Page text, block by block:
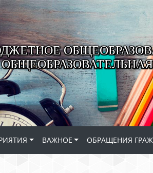
ВАЖНОЕ ОБРАЩЕНИЯ